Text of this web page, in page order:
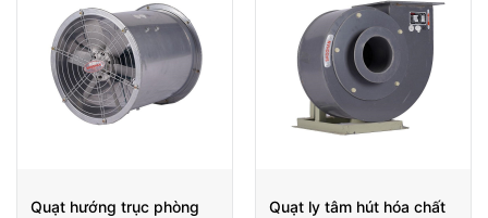
Quạt hướng trục phòng
Quạt ly tâm hút hóa chất